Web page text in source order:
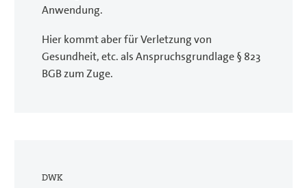
Anwendung.
Hier kommt aber für Verletzung von
Gesundheit, etc. als Anspruchsgrundlage § 823
BGB zum Zuge.
DWK